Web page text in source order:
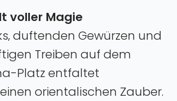
voller Magie
duftenden Gewürzen und
Treiben auf dem
Platz entfaltet
orientalischen Zauber.